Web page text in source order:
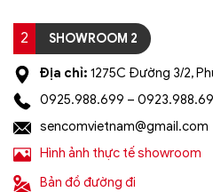
2 SHOWROOM 2
Địa chỉ: 1275C Đường 3/2,
0925.988.699 –
sencomvietnam@gmail.com
Hình ảnh thực tế showroom
Bản đồ đường đi